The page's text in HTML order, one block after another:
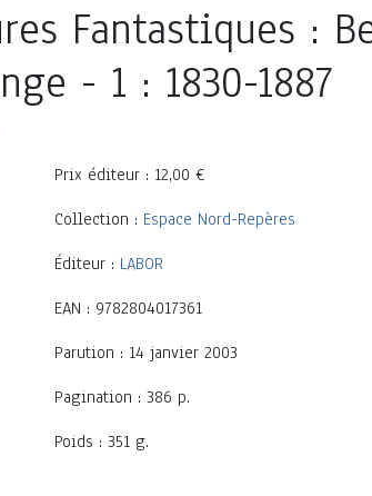
Fantastiques :
- 1 : 1830-1887
Prix éditeur : 12,00 €
Collection : Espace Nord-Repères
Éditeur : LABOR
EAN : 9782804017361
Parution : 14 janvier 2003
Pagination : 386 p.
Poids : 351 g.